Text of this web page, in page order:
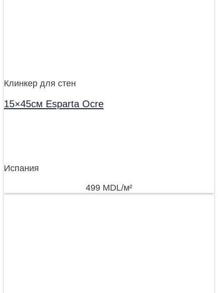
Клинкер для стен
15×45см Esparta Ocre
Испания
499 MDL/м²